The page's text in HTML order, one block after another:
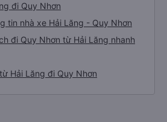
đi Quy Nhơn
tin nhà xe Hải Lăng - Quy Nhơn
đi Quy Nhơn từ Hải Lăng nhanh
Hải Lăng đi Quy Nhơn